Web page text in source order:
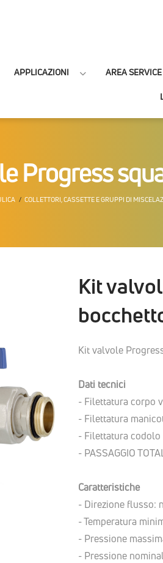
APPLICAZIONI AREA SERVICE
Progress
COLLETTORI, CASSETTE E GRUPPI DI
Kit
Kit valvole
Dati tecnici
- Filettatura corpo
- Filettatura
- Filettatura codolo
- PASSAGGIO
Caratteristiche
- Direzione flusso:
- Temperatura
- Pressione
- Pressione